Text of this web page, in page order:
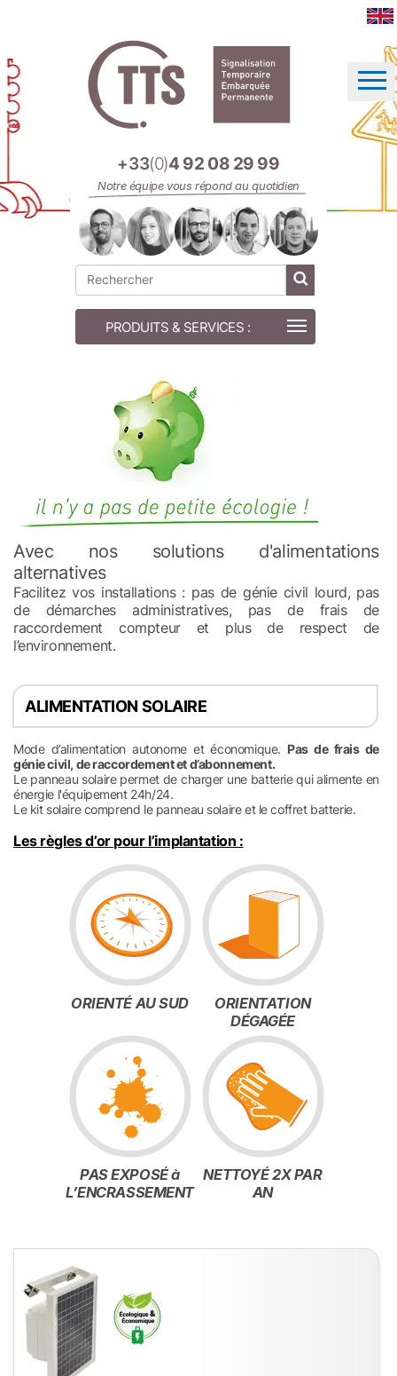
+33(0)4 92 08 29 99
Notre équipe vous répond au quotidien
Avec nos solutions d'alimentations
alternatives
Facilitez vos installations : pas de génie civil lourd, pas
de démarches administratives, pas de frais de
raccordement compteur et plus de respect de
l’environnement.
ALIMENTATION SOLAIRE
Mode d’alimentation autonome et économique. Pas de frais de
génie civil, de raccordement et d’abonnement.
Le panneau solaire permet de charger une batterie qui alimente en
énergie l'équipement 24h/24.
Le kit solaire comprend le panneau solaire et le coffret batterie.
Les règles d’or pour l’implantation :
ORIENTÉ AU SUD
ORIENTATION
DÉGAGÉE
PAS EXPOSÉ à
L’ENCRASSEMENT
NETTOYÉ 2X PAR
AN